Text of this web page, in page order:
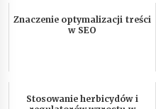
Znaczenie optymalizacji treści
w SEO
Stosowanie herbicydów i